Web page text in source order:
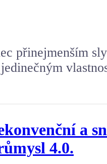
přinejmenším
a
4.0.